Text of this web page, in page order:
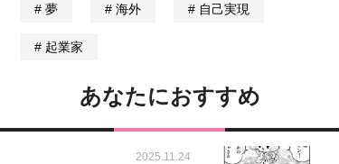
夢 海外 自己実現
起業家
あなたにおすすめ
2025.11.24